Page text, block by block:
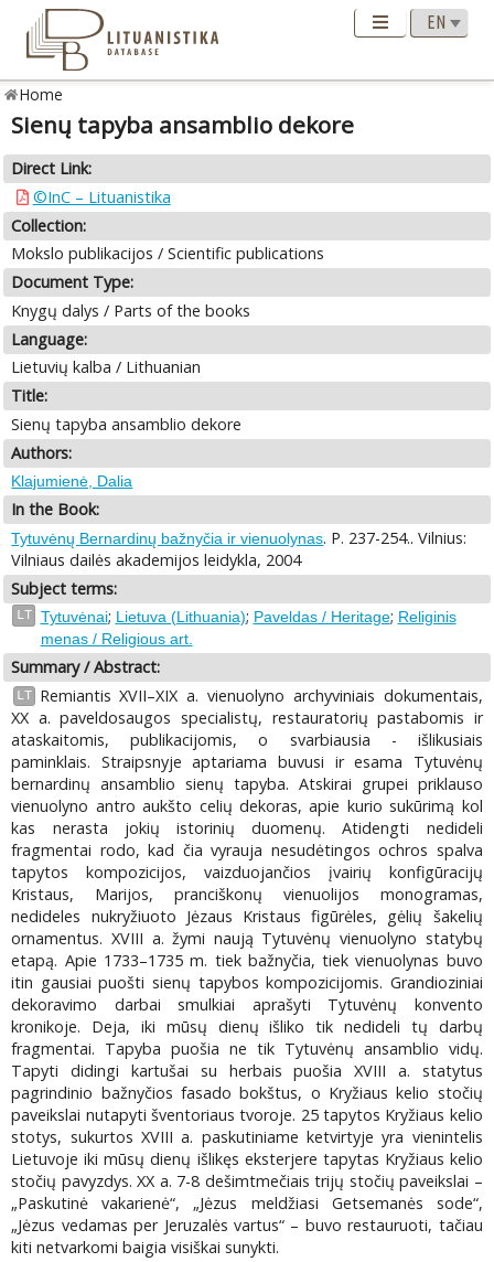
Home
Sienų tapyba ansamblio dekore
Direct Link:
©InC – Lituanistika
Collection:
Mokslo publikacijos / Scientific publications
Document Type:
Knygų dalys / Parts of the books
Language:
Lietuvių kalba / Lithuanian
Title:
Sienų tapyba ansamblio dekore
Authors:
Klajumienė, Dalia
In the Book:
Tytuvėnų Bernardinų bažnyčia ir vienuolynas. P. 237-254.. Vilnius:
Vilniaus dailės akademijos leidykla, 2004
Subject terms:
LT Tytuvėnai; Lietuva (Lithuania); Paveldas / Heritage; Religinis
menas / Religious art.
Summary / Abstract:
LT
Remiantis XVII–XIX a. vienuolyno archyviniais dokumentais,
XX a. paveldosaugos specialistų, restauratorių pastabomis ir
ataskaitomis, publikacijomis, o svarbiausia - išlikusiais
paminklais. Straipsnyje aptariama buvusi ir esama Tytuvėnų
bernardinų ansamblio sienų tapyba. Atskirai grupei priklauso
vienuolyno antro aukšto celių dekoras, apie kurio sukūrimą kol
kas nerasta jokių istorinių duomenų. Atidengti nedideli
fragmentai rodo, kad čia vyrauja nesudėtingos ochros spalva
tapytos kompozicijos, vaizduojančios įvairių konfigūracijų
Kristaus, Marijos, pranciškonų vienuolijos monogramas,
nedideles nukryžiuoto Jėzaus Kristaus figūrėles, gėlių šakelių
ornamentus. XVIII a. žymi naują Tytuvėnų vienuolyno statybų
etapą. Apie 1733–1735 m. tiek bažnyčia, tiek vienuolynas buvo
itin gausiai puošti sienų tapybos kompozicijomis. Grandioziniai
dekoravimo darbai smulkiai aprašyti Tytuvėnų konvento
kronikoje. Deja, iki mūsų dienų išliko tik nedideli tų darbų
fragmentai. Tapyba puošia ne tik Tytuvėnų ansamblio vidų.
Tapyti didingi kartušai su herbais puošia XVIII a. statytus
pagrindinio bažnyčios fasado bokštus, o Kryžiaus kelio stočių
paveikslai nutapyti šventoriaus tvoroje. 25 tapytos Kryžiaus kelio
stotys, sukurtos XVIII a. paskutiniame ketvirtyje yra vienintelis
Lietuvoje iki mūsų dienų išlikęs eksterjere tapytas Kryžiaus kelio
stočių pavyzdys. XX a. 7-8 dešimtmečiais trijų stočių paveikslai –
„Paskutinė vakarienė“, „Jėzus meldžiasi Getsemanės sode“,
„Jėzus vedamas per Jeruzalės vartus“ – buvo restauruoti, tačiau
kiti netvarkomi baigia visiškai sunykti.